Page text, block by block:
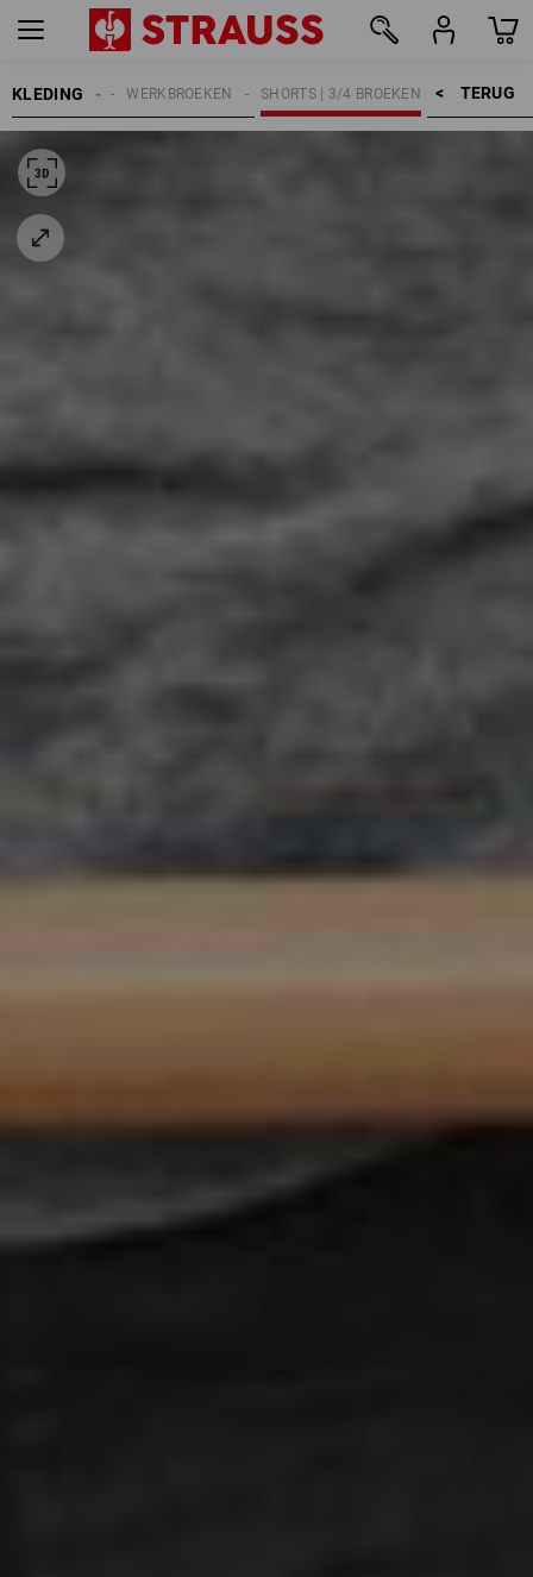
KLEDING TERUG    >
SHORTS | 3/4 BROEKEN
WERKBROEKEN
HEREN